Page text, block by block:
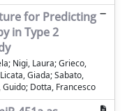
for Predicting
in Type 2
Nigi, Laura; Grieco,
Giada; Sabato,
Dotta, Francesco